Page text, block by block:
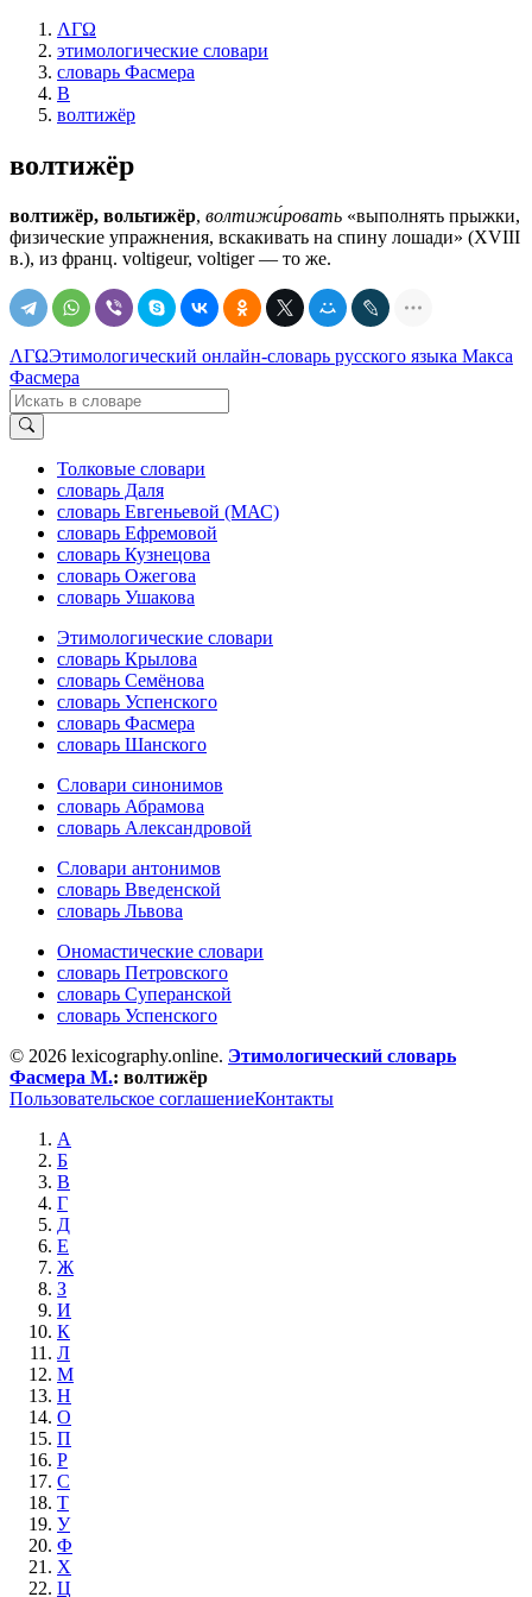
ΛΓΩ
этимологические словари
словарь Фасмера
В
волтижёр
волтижёр
волтижёр, вольтижёр, волтижи́ровать «выполнять прыжки,
физические упражнения, вскакивать на спину лошади» (XVIII
в.), из франц. voltigeur, voltiger — то же.
ΛΓΩЭтимологический онлайн-словарь русского языка Макса
Фасмера
Толковые словари
словарь Даля
словарь Евгеньевой (МАС)
словарь Ефремовой
словарь Кузнецова
словарь Ожегова
словарь Ушакова
Этимологические словари
словарь Крылова
словарь Семёнова
словарь Успенского
словарь Фасмера
словарь Шанского
Словари синонимов
словарь Абрамова
словарь Александровой
Словари антонимов
словарь Введенской
словарь Львова
Ономастические словари
словарь Петровского
словарь Суперанской
словарь Успенского
© 2026 lexicography.online. Этимологический словарь
Фасмера М.: волтижёр
Пользовательское соглашениеКонтакты
А
Б
В
Г
Д
Е
Ж
З
И
К
Л
М
Н
О
П
Р
С
Т
У
Ф
Х
Ц